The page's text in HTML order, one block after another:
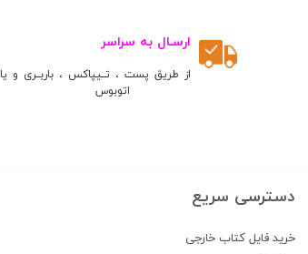
ارسـال به سراسر
از طریق پست ، تــیپاکس ، باربــری و یا
اتوبوس
دسترسی سریع
خرید فایل کتاب خارجی